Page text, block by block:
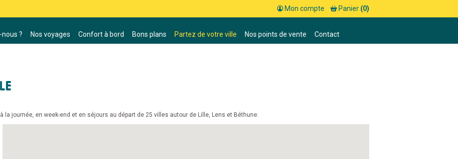
Mon compte Panier (0)
? Nos voyages Confort à bord Bons plans Partez de votre ville Nos points de vente Contact
la journée, en week-end et en séjours au départ de 25 villes autour de Lille, Lens et Béthune.